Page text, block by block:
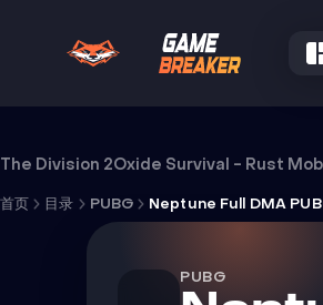
The Division 2Oxide Survival - Rust
首页 目录 PUBG Neptune Full DMA
PUBG